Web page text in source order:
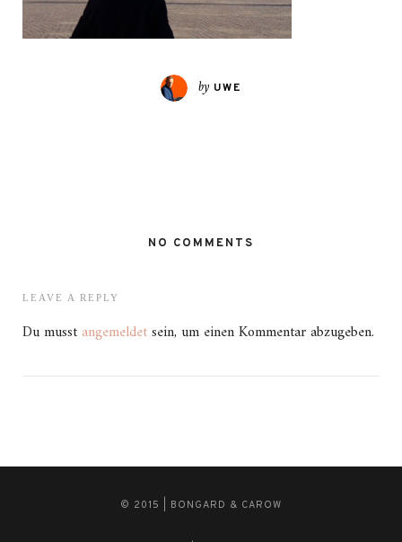
by UWE
NO COMMENTS
LEAVE A REPLY
Du musst angemeldetsein, um einen Kommentar abzugeben.
© 2015 | BONGARD & CAROW